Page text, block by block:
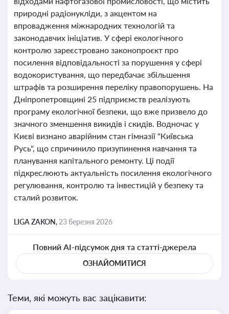
природні радіонукліди, з акцентом на
впровадження міжнародних технологій та
законодавчих ініціатив. У сфері екологічного
контролю зареєстровано законопроєкт про
посилення відповідальності за порушення у сфері
водокористування, що передбачає збільшення
штрафів та розширення переліку правопорушень. На
Дніпропетровщині 25 підприємств реалізують
програму екологічної безпеки, що вже призвело до
значного зменшення викидів і скидів. Водночас у
Києві визнано аварійним стан гімназії "Київська
Русь", що спричинило призупинення навчання та
планування капітального ремонту. Ці події
підкреслюють актуальність посилення екологічного
регулювання, контролю та інвестицій у безпеку та
сталий розвиток.
LIGA ZAKON, 23 березня 2026
Повний AI-підсумок дня та статті-джерела
ОЗНАЙОМИТИСЯ
Теми, які можуть вас зацікавити: